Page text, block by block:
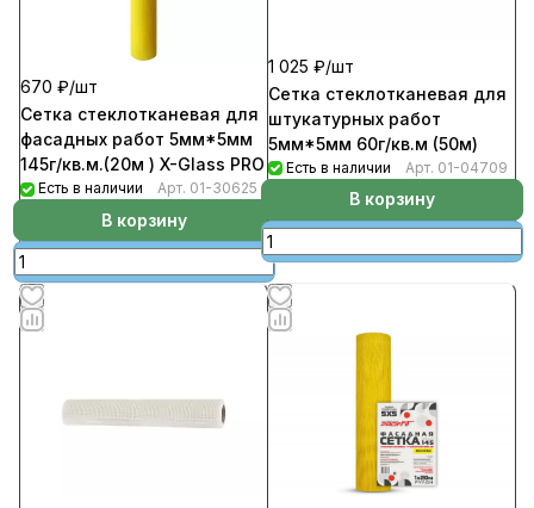
670 ₽/шт
Сетка стеклотканевая для
фасадных работ 5мм*5мм
145г/кв.м.(20м ) X-Glass PRO
Есть в наличии Арт. 01-30625
В корзину
1 025 ₽/шт
Сетка стеклотканевая для
штукатурных работ
5мм*5мм 60г/кв.м (50м)
Есть в наличии Арт. 01-04709
В корзину